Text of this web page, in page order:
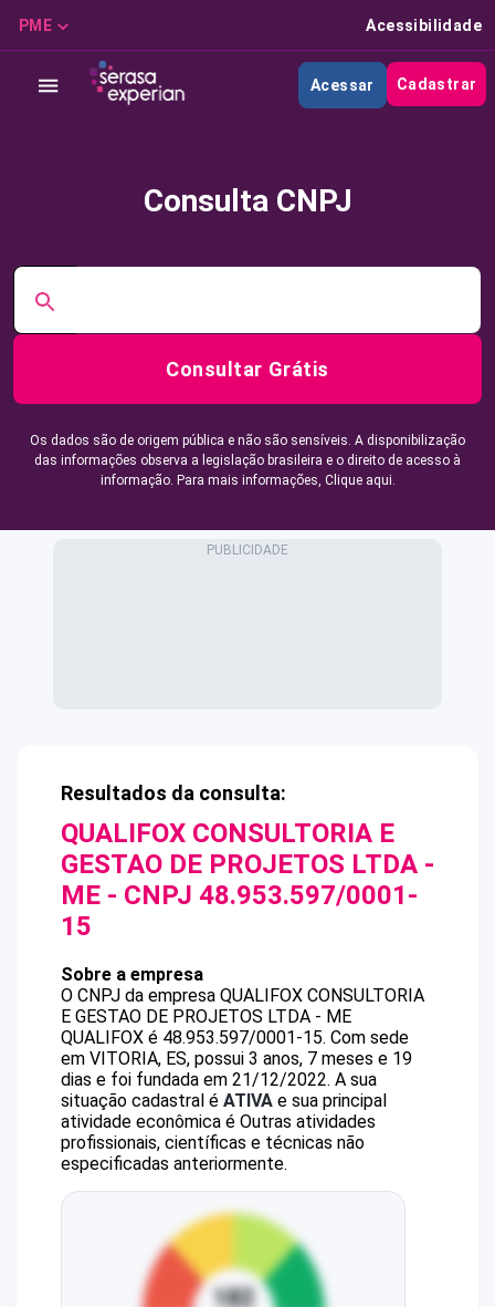
PME Acessibilidade
Acessar Cadastrar
Consulta CNPJ
Consultar Grátis
Os dados são de origem pública e não são sensíveis. A disponibilização
das informações observa a legislação brasileira e o direito de acesso à
informação. Para mais informações, Clique aqui.
Resultados da consulta:
QUALIFOX CONSULTORIA E
GESTAO DE PROJETOS LTDA -
ME - CNPJ 48.953.597/0001-
15
Sobre a empresa
O CNPJ da empresa QUALIFOX CONSULTORIA
E GESTAO DE PROJETOS LTDA - ME
QUALIFOX é 48.953.597/0001-15. Com sede
em VITORIA, ES, possui 3 anos, 7 meses e 19
dias e foi fundada em 21/12/2022. A sua
situação cadastral é ATIVA e sua principal
atividade econômica é Outras atividades
profissionais, científicas e técnicas não
especificadas anteriormente.